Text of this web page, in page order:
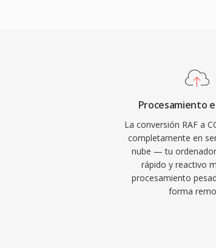
Procesamiento
La conversión RAF a
completamente en
nube — tu
rápido y reactivo
procesamiento
forma